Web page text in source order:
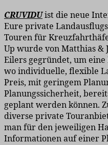
CRUVIDUist die neue
Eure private
Touren für
Up wurde von Matthias &
Eilers gegründet, um
wo individuelle, flexible
Preis, mit geringem
Planungssicherheit,
geplant werden können.
diverse private
man für den jeweiligen
Informationen auf einer